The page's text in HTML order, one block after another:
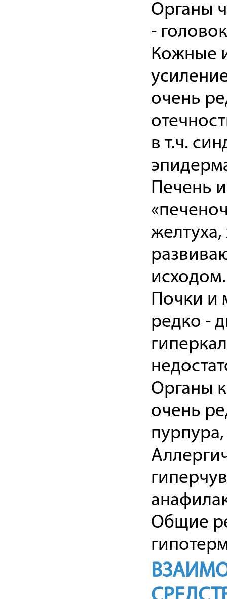
Органы
-
Кожные
очень
в т.ч.
Печень
исходом.
Почки и
редко -
Органы
очень
Общие